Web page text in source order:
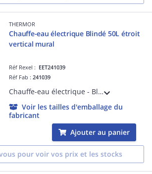
THERMOR
Chauffe-eau électrique Blindé 50L étroit
vertical mural
Réf Rexel : EET241039
Réf Fab :241039
Chauffe-eau électrique - Blindé 50L étroit vertical mural monophasé - livré avec 1 raccord diélectrique 1/2'
Voir les tailles d'emballage du
fabricant
Ajouter au panier
pour voir vos prix et les stocks